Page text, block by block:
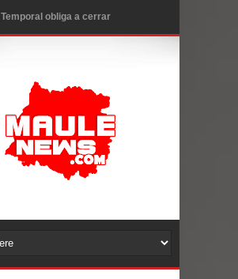
Temporal obliga a cerrar
Chancho en Talca tras caída de
ramas cerca de carpas
Miles llegan a la Plaza de Armas de
Talca en el inicio de la Fiesta del
Torneo de Asadores reúne a 13